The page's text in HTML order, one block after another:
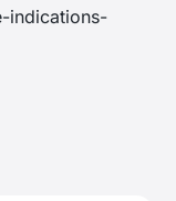
indications-